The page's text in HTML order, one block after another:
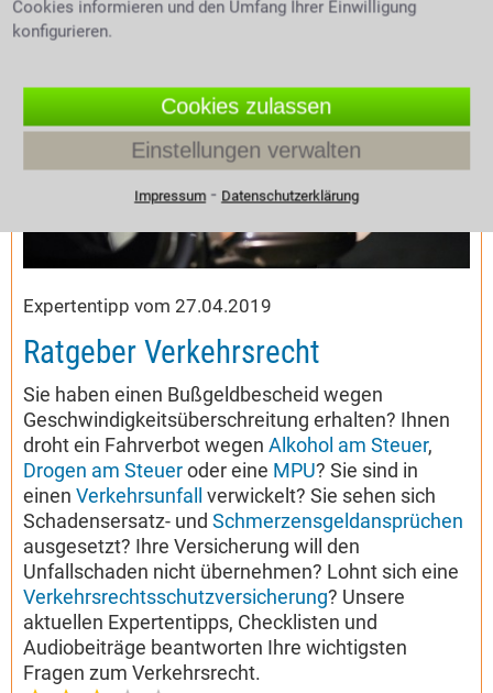
Expertentipp vom 27.04.2019
Ratgeber Verkehrsrecht
Sie haben einen Bußgeldbescheid wegen
Geschwindigkeitsüberschreitung erhalten? Ihnen
droht ein Fahrverbot wegen Alkohol am Steuer,
Drogen am Steueroder eine MPU? Sie sind in
einen Verkehrsunfall
verwickelt? Sie sehen sich
Schadensersatz- und Schmerzensgeldansprüchen
ausgesetzt? Ihre Versicherung will den
Unfallschaden nicht übernehmen? Lohnt sich eine
Verkehrsrechtsschutzversicherung? Unsere
aktuellen Expertentipps, Checklisten und
Audiobeiträge beantworten Ihre wichtigsten
Fragen zum Verkehrsrecht.
Cookies informieren und den Umfang Ihrer Einwilligung
konfigurieren.
Cookies zulassen
Einstellungen verwalten
Impressum⁃ Datenschutzerklärung